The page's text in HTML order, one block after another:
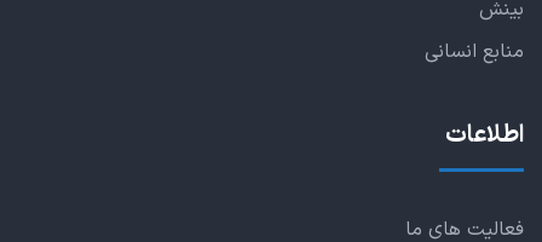
بینش
منابع انسانی
اطلاعات
فعالیت های ما